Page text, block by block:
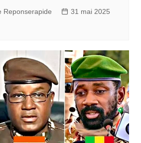
Reponserapide
31 mai 2025